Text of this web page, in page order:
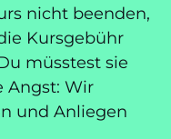
nicht beenden,
Kursgebühr
müsstest sie
Angst: Wir
und Anliegen